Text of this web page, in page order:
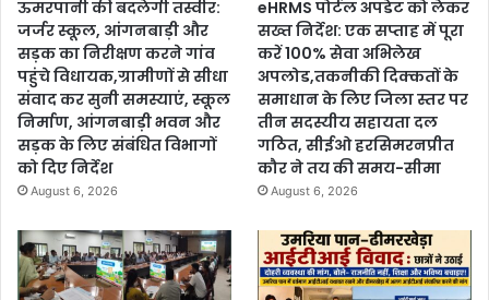
ऊमरपानी की बदलेगी तस्वीर:
जर्जर स्कूल, आंगनबाड़ी और
सड़क का निरीक्षण करने गांव
पहुंचे विधायक,ग्रामीणों से सीधा
संवाद कर सुनी समस्याएं, स्कूल
निर्माण, आंगनबाड़ी भवन और
सड़क के लिए संबंधित विभागों
को दिए निर्देश
August 6, 2026
eHRMS पोर्टल अपडेट को लेकर
सख्त निर्देश: एक सप्ताह में पूरा
करें 100% सेवा अभिलेख
अपलोड,तकनीकी दिक्कतों के
समाधान के लिए जिला स्तर पर
तीन सदस्यीय सहायता दल
गठित, सीईओ हरसिमरनप्रीत
कौर ने तय की समय-सीमा
August 6, 2026